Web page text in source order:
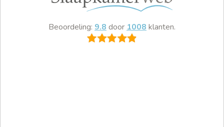
Beoordeling: 9.8 door 1008 klanten.